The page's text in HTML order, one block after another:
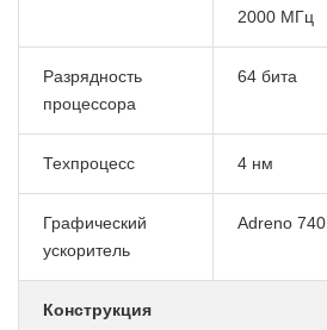
2000 МГц
Разрядность
процессора
64 бита
Техпроцесс 4 нм
Графический
ускоритель
Adreno 740
Конструкция